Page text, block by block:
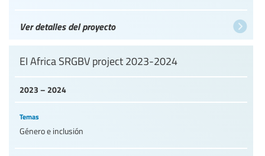
Ver detalles del proyecto
2023 – 2024
EI Africa SRGBV project 2023-2024
Temas
Género e inclusión